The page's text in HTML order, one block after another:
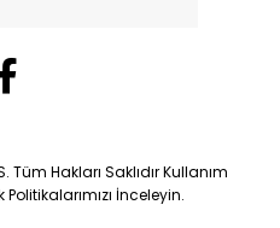
Tüm Hakları Saklıdır Kullanım
Politikalarımızı İnceleyin.